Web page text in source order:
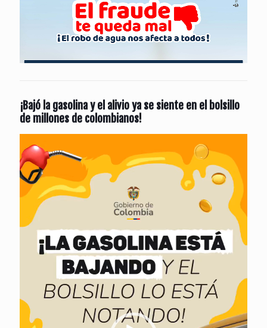
¡Bajó la gasolina y el alivio ya se siente en el bolsillo
de millones de colombianos!
de
vídeo